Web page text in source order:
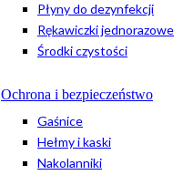
Płyny do dezynfekcji
Rękawiczki jednorazowe
Środki czystości
Ochrona i bezpieczeństwo
Gaśnice
Hełmy i kaski
Nakolanniki